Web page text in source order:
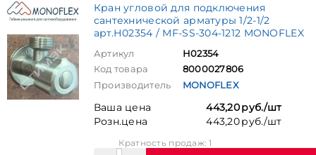
Кран угловой для подключения
сантехнической арматуры 1/2-1/2
арт.Н02354 / MF-SS-304-1212 MONOFLEX
Артикул
Н02354
Код товара
8000027806
Производитель
MONOFLEX
Ваша цена
443,20 руб./шт
Розн.цена
443,20 руб./шт
Кратность продаж: 1